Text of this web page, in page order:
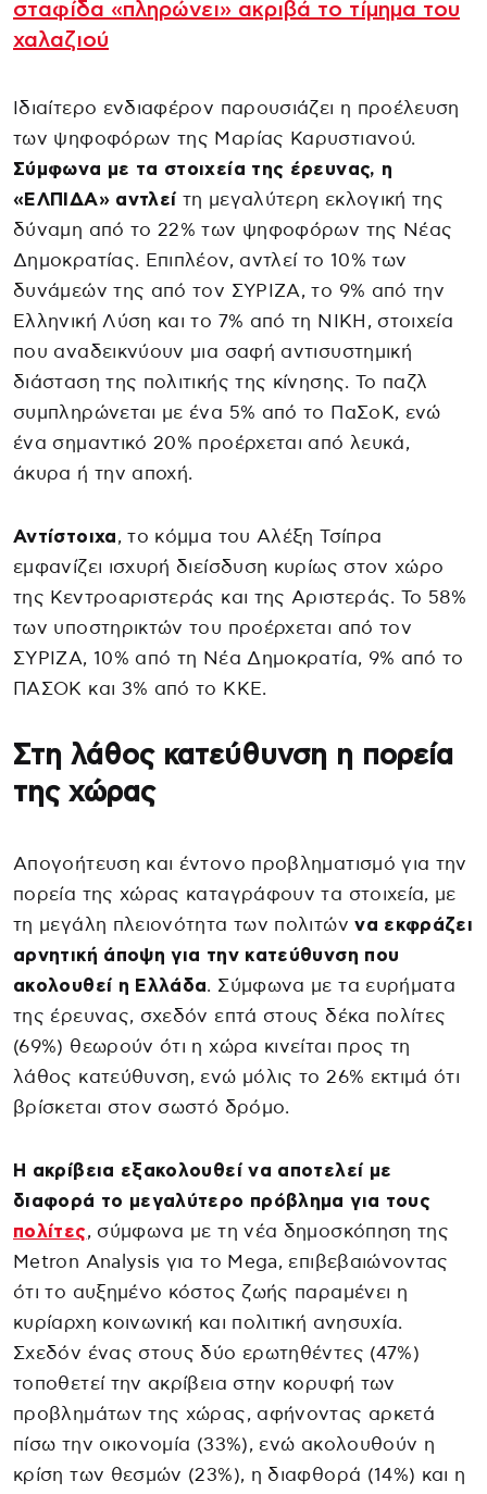
σταφίδα «πληρώνει» ακριβά το τίμημα του
χαλαζιού
Ιδιαίτερο ενδιαφέρον παρουσιάζει η προέλευση
των ψηφοφόρων της Μαρίας Καρυστιανού.
Σύμφωνα με τα στοιχεία της έρευνας, η
«ΕΛΠΙΔΑ» αντλεί τη μεγαλύτερη εκλογική της
δύναμη από το 22% των ψηφοφόρων της Νέας
Δημοκρατίας. Επιπλέον, αντλεί το 10% των
δυνάμεών της από τον ΣΥΡΙΖΑ, το 9% από την
Ελληνική Λύση και το 7% από τη ΝΙΚΗ, στοιχεία
που αναδεικνύουν μια σαφή αντισυστημική
διάσταση της πολιτικής της κίνησης. Το παζλ
συμπληρώνεται με ένα 5% από το ΠαΣοΚ, ενώ
ένα σημαντικό 20% προέρχεται από λευκά,
άκυρα ή την αποχή.
Αντίστοιχα, το κόμμα του Αλέξη Τσίπρα
εμφανίζει ισχυρή διείσδυση κυρίως στον χώρο
της Κεντροαριστεράς και της Αριστεράς. Το 58%
των υποστηρικτών του προέρχεται από τον
ΣΥΡΙΖΑ, 10% από τη Νέα Δημοκρατία, 9% από το
ΠΑΣΟΚ και 3% από το ΚΚΕ.
Στη λάθος κατεύθυνση η πορεία
της χώρας
Απογοήτευση και έντονο προβληματισμό για την
πορεία της χώρας καταγράφουν τα στοιχεία, με
τη μεγάλη πλειονότητα των πολιτώννα εκφράζει
αρνητική άποψη για την κατεύθυνση που
ακολουθεί η Ελλάδα. Σύμφωνα με τα ευρήματα
της έρευνας, σχεδόν επτά στους δέκα πολίτες
(69%) θεωρούν ότι η χώρα κινείται προς τη
λάθος κατεύθυνση, ενώ μόλις το 26% εκτιμά ότι
βρίσκεται στον σωστό δρόμο.
Η ακρίβεια εξακολουθεί να αποτελεί με
διαφορά το μεγαλύτερο πρόβλημα για τους
πολίτες, σύμφωνα με τη νέα δημοσκόπηση της
Metron Analysis για το Mega, επιβεβαιώνοντας
ότι το αυξημένο κόστος ζωής παραμένει η
κυρίαρχη κοινωνική και πολιτική ανησυχία.
Σχεδόν ένας στους δύο ερωτηθέντες (47%)
τοποθετεί την ακρίβεια στην κορυφή των
προβλημάτων της χώρας, αφήνοντας αρκετά
πίσω την οικονομία (33%), ενώ ακολουθούν η
κρίση των θεσμών (23%), η διαφθορά (14%) και η